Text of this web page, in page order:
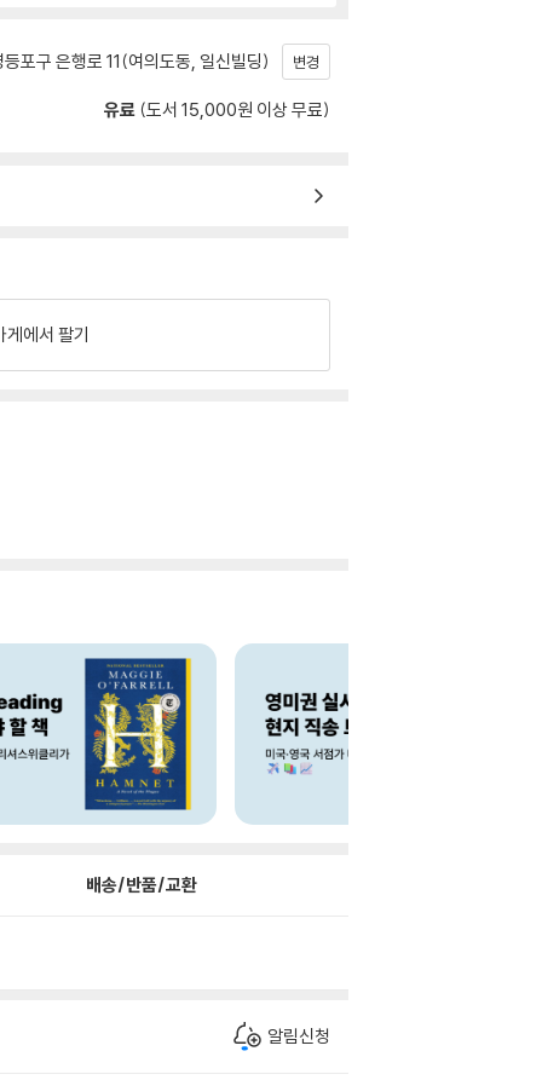
포구 은행로 11(여의도동, 일신빌딩) 변경
유료 (도서 15,000원 이상 무료)
게에서 팔기
배송/반품/교환
알림신청